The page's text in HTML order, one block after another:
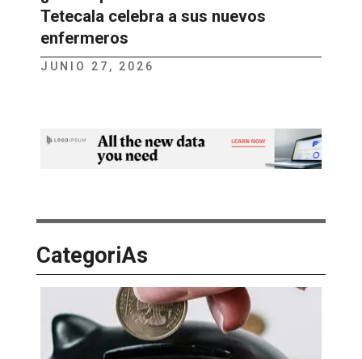
Tetecala celebra a sus nuevos
enfermeros
JUNIO 27, 2026
CategoriAs